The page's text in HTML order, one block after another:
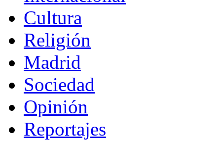
Cultura
Religión
Madrid
Sociedad
Opinión
Reportajes